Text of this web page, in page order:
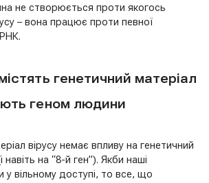
не створюється проти якогось
– вона працює проти певної
генетичний матеріал
геном людини
вірусу немає впливу на генетичний
на “8-й ген”). Якби наші
вільному доступі, то все, що